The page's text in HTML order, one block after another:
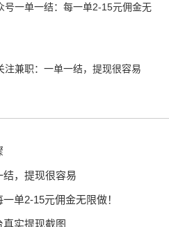
号一单一结：每一单2-15元佣金无
注兼职：一单一结，提现很容易
，提现很容易
单2-15元佣金无限做！
实提现截图